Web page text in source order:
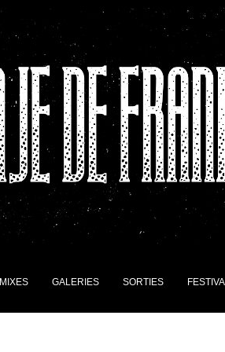
MIXES GALERIES SORTIES